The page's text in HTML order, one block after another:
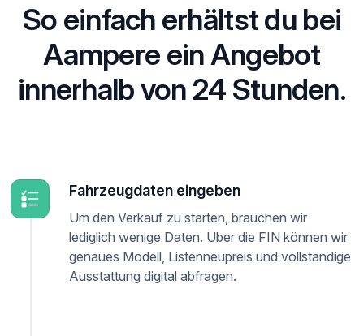
So einfach erhältst du bei
Aampere ein Angebot
innerhalb von 24 Stunden.
Fahrzeugdaten eingeben
Um den Verkauf zu starten, brauchen wir
lediglich wenige Daten. Über die FIN können wir
genaues Modell, Listenneupreis und vollständige
Ausstattung digital abfragen.